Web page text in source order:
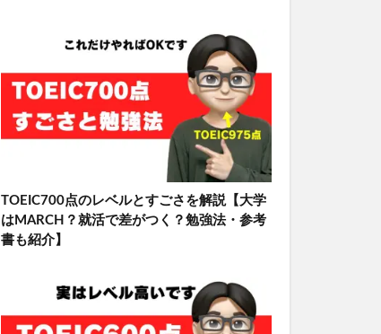
TOEIC700点のレベルとすごさを解説【大学
はMARCH？就活で差がつく？勉強法・参考
書も紹介】